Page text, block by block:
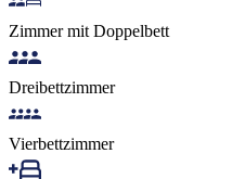
Zimmer mit Doppelbett
Dreibettzimmer
Vierbettzimmer